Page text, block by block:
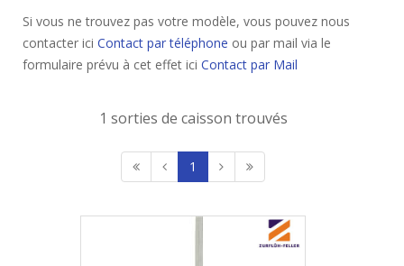
Si vous ne trouvez pas votre modèle, vous pouvez nous
contacter ici Contact par téléphone ou par mail via le
formulaire prévu à cet effet ici Contact par Mail
1 sorties de caisson trouvés
1